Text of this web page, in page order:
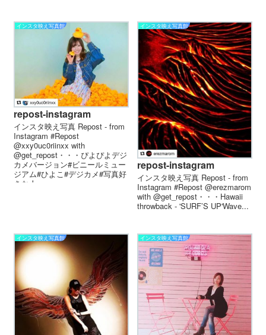
インスタ映え写真館
repost-instagram
インスタ映え写真 Repost - from
Instagram #Repost
@xxy0uc0riinxx with
@get_repost・・・ぴよぴよデジ
カメバージョン#ビニールミュー
ジアム#ひよこ#デジカメ#写真好
きな人...
インスタ映え写真館
repost-instagram
インスタ映え写真 Repost - from
Instagram #Repost @erezmarom
with @get_repost・・・Hawaii
throwback - 'SURF’S UP'Wave...
インスタ映え写真館 インスタ映え写真館